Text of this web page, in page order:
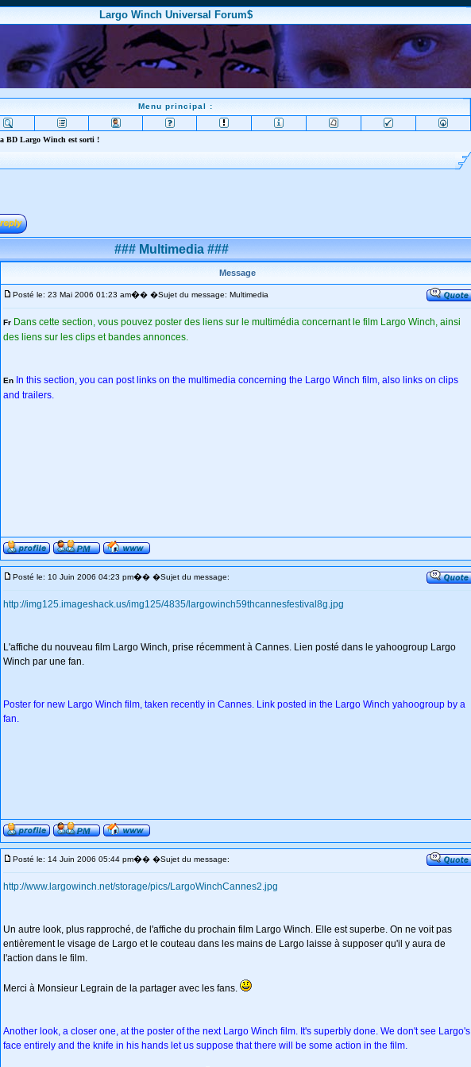
Largo Winch Universal Forum$
Menu principal :
BD Largo Winch est sorti !
### Multimedia ###
Message
Posté le: 23 Mai 2006 01:23 am�� �Sujet du message: Multimedia
Fr Dans cette section, vous pouvez poster des liens sur le multimédia concernant le film Largo Winch, ainsi
des liens sur les clips et bandes annonces.
En In this section, you can post links on the multimedia concerning the Largo Winch film, also links on clips
and trailers.
Posté le: 10 Juin 2006 04:23 pm�� �Sujet du message:
http://img125.imageshack.us/img125/4835/largowinch59thcannesfestival8g.jpg
L'affiche du nouveau film Largo Winch, prise récemment à Cannes. Lien posté dans le yahoogroup Largo
Winch par une fan.
Poster for new Largo Winch film, taken recently in Cannes. Link posted in the Largo Winch yahoogroup by a
fan.
Posté le: 14 Juin 2006 05:44 pm�� �Sujet du message:
http://www.largowinch.net/storage/pics/LargoWinchCannes2.jpg
Un autre look, plus rapproché, de l'affiche du prochain film Largo Winch. Elle est superbe. On ne voit pas
entièrement le visage de Largo et le couteau dans les mains de Largo laisse à supposer qu'il y aura de
l'action dans le film.
Merci à Monsieur Legrain de la partager avec les fans.
Another look, a closer one, at the poster of the next Largo Winch film. It's superbly done. We don't see Largo's
face entirely and the knife in his hands let us suppose that there will be some action in the film.